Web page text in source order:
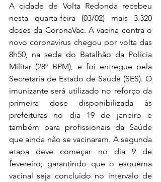
A cidade de Volta Redonda recebeu
nesta quarta-feira (03/02) mais 3.320
doses da CoronaVac. A vacina contra o
novo coronavírus chegou por volta das
8h50, na sede do Batalhão da Polícia
Militar (28º BPM), e foi entregue pela
Secretaria de Estado de Saúde (SES). O
imunizante será utilizado no reforço da
primeira dose disponibilizada às
prefeituras no dia 19 de janeiro e
também para profissionais da Saúde
que ainda não se vacinaram. A segunda
etapa deve começar no dia 9 de
fevereiro; garantindo que o esquema
vacinal seja concluído no intervalo de